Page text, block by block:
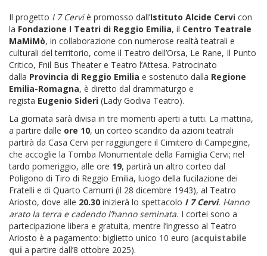
Il progetto I 7 Cerviè promosso dall’Istituto Alcide Cervi con
la Fondazione I Teatri di Reggio Emilia, il Centro Teatrale
MaMiMò, in collaborazione con numerose realtà teatrali e
culturali del territorio, come il Teatro dell’Orsa, Le Rane, Il Punto
Critico, Fnil Bus Theater e Teatro l’Attesa. Patrocinato
dalla Provincia di Reggio Emilia e sostenuto dalla Regione
Emilia-Romagna, è diretto dal drammaturgo e
regista Eugenio Sideri (Lady Godiva Teatro).
La giornata sarà divisa in tre momenti aperti a tutti. La mattina,
a partire dalle ore 10, un corteo scandito da azioni teatrali
partirà da Casa Cervi per raggiungere il Cimitero di Campegine,
che accoglie la Tomba Monumentale della Famiglia Cervi; nel
tardo pomeriggio, alle ore 19, partirà un altro corteo dal
Poligono di Tiro di Reggio Emilia, luogo della fucilazione dei
Fratelli e di Quarto Camurri (il 28 dicembre 1943), al Teatro
Ariosto, dove alle 20.30 inizierà lo spettacolo I 7 Cervi. Hanno
arato la terra e cadendo l’hanno seminata. I cortei sono a
partecipazione libera e gratuita, mentre l’ingresso al Teatro
Ariosto è a pagamento: biglietto unico 10 euro (acquistabile
qui a partire dall’8 ottobre 2025).